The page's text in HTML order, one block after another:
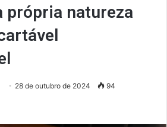
própria natureza
28 de outubro de 2024 94